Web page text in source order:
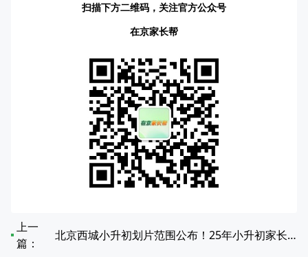
扫描下方二维码，关注官方公众号
在京家长帮
上一
篇：
北京西城小升初划片范围公布！25年小升初家长注意查收